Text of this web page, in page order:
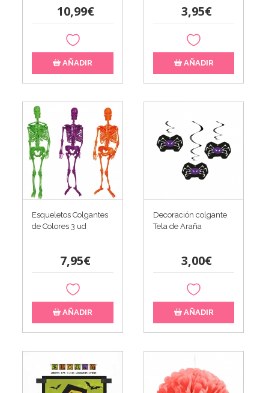
10,99€
AÑADIR
3,95€
AÑADIR
Esqueletos Colgantes
de Colores 3 ud
7,95€
AÑADIR
Decoración colgante
Tela de Araña
3,00€
AÑADIR